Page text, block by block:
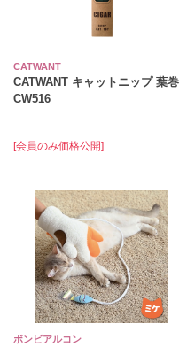
CATWANT
CATWANT キャットニップ 葉巻
CW516
[会員のみ価格公開]
ボンビアルコン